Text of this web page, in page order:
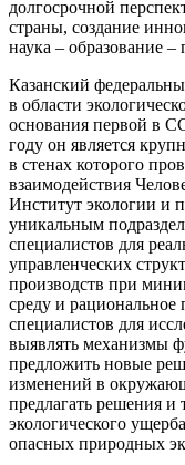
долгосрочной
страны, создание
наука – образование –
Казанский
в области
основания первой в
году он является
в стенах которого
взаимодействия
Институт экологии и
уникальным
специалистов для
управленческих
производств при
среду и рациональное
специалистов для
выявлять механизмы
предложить новые
изменений в
предлагать решения и
экологического
опасных природных